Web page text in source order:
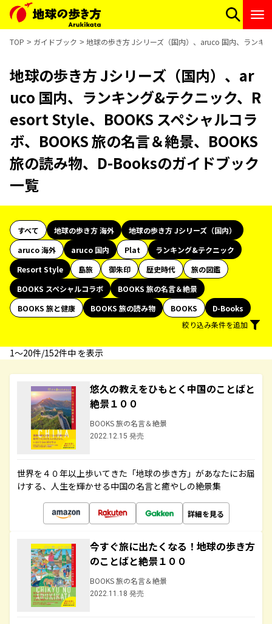
TOP ガイドブック 地球の歩き方 Jシリーズ（国内）、aruco 国内、ランキ
地球の歩き方 Jシリーズ（国内）、ar
uco 国内、ランキング&テクニック、R
esort Style、BOOKS スペシャルコラ
ボ、BOOKS 旅の名言＆絶景、BOOKS
旅の読み物、D-Booksのガイドブック
一覧
すべて 地球の歩き方 海外
地球の歩き方 Jシリーズ（国内）
aruco 海外
aruco 国内 Plat
ランキング&テクニック
Resort Style
島旅 御朱印 歴史時代
旅の図鑑
BOOKS スペシャルコラボ
BOOKS 旅の名言＆絶景
BOOKS 旅と健康
BOOKS 旅の読み物 BOOKS
D-Books
絞り込み条件を追加
1〜20件/152件中 を表示
悠久の教えをひもとく中国のことばと
絶景１００
BOOKS 旅の名言＆絶景
2022.12.15 発売
世界を４０年以上歩いてきた「地球の歩き方」があなたにお届
けする、人生を輝かせる中国の名言と癒やしの絶景集
詳細を見る
今すぐ旅に出たくなる！地球の歩き方
のことばと絶景１００
BOOKS 旅の名言＆絶景
2022.11.18 発売